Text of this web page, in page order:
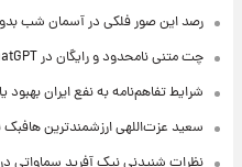
رصد این صور فلکی در آسمان شب
چت متنی نامحدود و رایگان در ChatGPT
شرایط تفاهم‌نامه به نفع ایران بهبود
سعید عزت‌اللهی ارزشمندترین هافبک